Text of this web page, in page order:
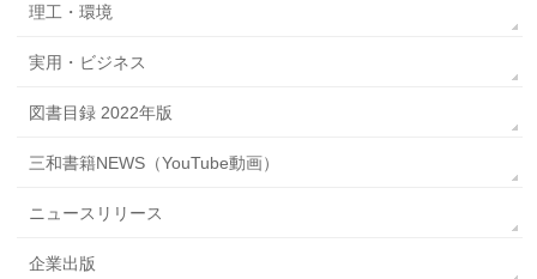
理工・環境
実用・ビジネス
図書目録 2022年版
三和書籍NEWS（YouTube動画）
ニュースリリース
企業出版